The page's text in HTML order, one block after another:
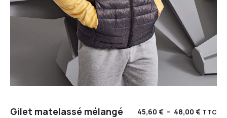
Gilet matelassé mélangé 45,60 € – 48,00 € TTC